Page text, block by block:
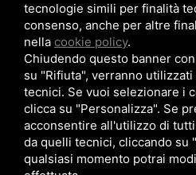
Copyrights © 2026 All Rights
Sitemap / Privacy Policy /
tecnologie simili per finalità
consenso, anche per altre
nella cookie policy.
Chiudendo questo banner
su "Rifiuta", verranno
tecnici. Se vuoi selezionare i
clicca su "Personalizza". Se
acconsentire all'utilizzo di
da quelli tecnici, cliccando su
qualsiasi momento potrai